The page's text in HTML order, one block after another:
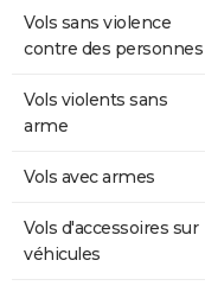
Vols sans violence
contre des personnes
Vols violents sans
arme
Vols avec armes
Vols d'accessoires sur
véhicules